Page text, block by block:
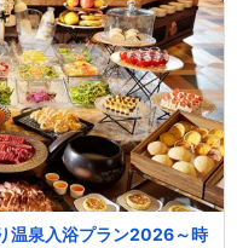
温泉入浴プラン2026～時